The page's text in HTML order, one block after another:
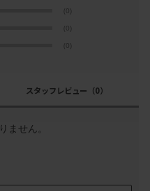
(0)
(0)
(0)
スタッフレビュー （0）
ません。